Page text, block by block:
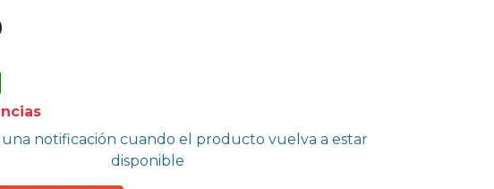
una notificación cuando el producto vuelva a estar
disponible